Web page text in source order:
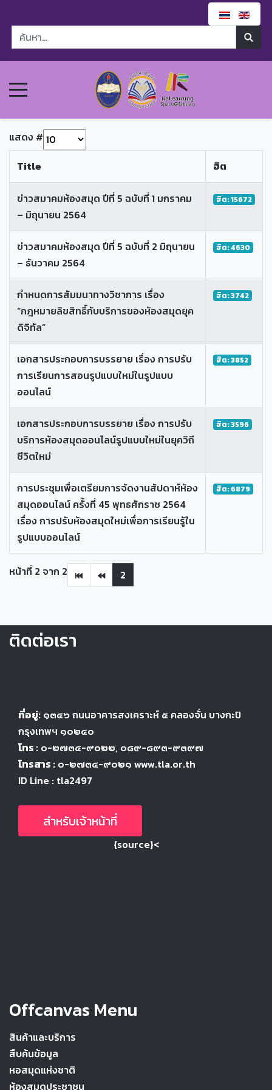
แสดง #
Title
ฮิต
ข่าวสมาคมห้องสมุด ปีที่ 5 ฉบับที่ 1 มกราคม
– มิถุนายน 2564
ฮิต: 15672
ข่าวสมาคมห้องสมุด ปีที่ 5 ฉบับที่ 2 มิถุนายน
– ธันวาคม 2564
ฮิต: 4630
กำหนดการสัมมนาทางวิชาการ เรื่อง
“กฎหมายลิขสิทธิ์กับบริการของห้องสมุดยุค
ดิจิทัล”
ฮิต: 3742
เอกสารประกอบการบรรยาย เรื่อง การปรับ
การเรียนการสอนรูปแบบใหม่ในรูปแบบ
ออนไลน์
ฮิต: 3852
เอกสารประกอบการบรรยาย เรื่อง การปรับ
บริการห้องสมุดออนไลน์รูปแบบใหม่ในยุควิถี
ชีวิตใหม่
ฮิต: 3596
การประชุมเพื่อเตรียมการจัดงานสัปดาห์ห้อง
สมุดออนไลน์ ครั้งที่ 45 พุทธศักราช 2564
เรื่อง การปรับห้องสมุดใหม่เพื่อการเรียนรู้ใน
รูปแบบออนไลน์
ฮิต: 6879
หน้าที่ 2 จาก 2 2
ติดต่อเรา
ที่อยู่: ๑๓๔๖ ถนนอาคารสงเคราะห์ ๕ คลองจั่น บางกะปิ
กรุงเทพฯ ๑๐๒๔๐
โทร : ๐-๒๗๓๔-๙๐๒๒, ๐๘๙-๘๙๓-๙๓๙๗
โทรสาร : ๐-๒๗๓๔-๙๐๒๑ www.tla.or.th
ID Line : tla2497
สำหรับเจ้าหน้าที่
{source}<
Offcanvas Menu
สินค้าและบริการ
สืบค้นข้อมูล
หอสมุดแห่งชาติ
ห้องสมุดประชาชน